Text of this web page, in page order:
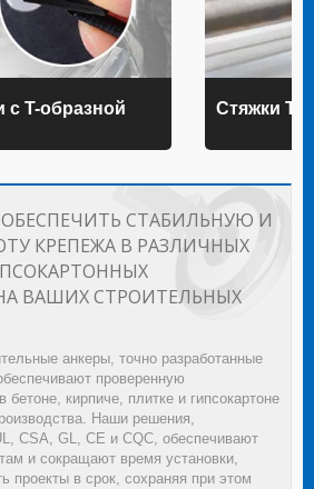
с T-образной
Стяжки
СТАБИЛЬНУЮ И
КРЕПЕЖА В РАЗЛИЧНЫХ
ВАШИХ СТРОИТЕЛЬНЫХ
анкеры, точно разработанные
проверенную
кирпиче, плитке и гипсокартоне
Наши решения,
CSA, GL, CE и CQC, обеспечивают
и сокращают время установки,
проекты в срок, сохраняя при этом